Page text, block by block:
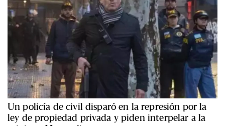
Un policía de civil disparó en la represión por la
ley de propiedad privada y piden interpelar a la